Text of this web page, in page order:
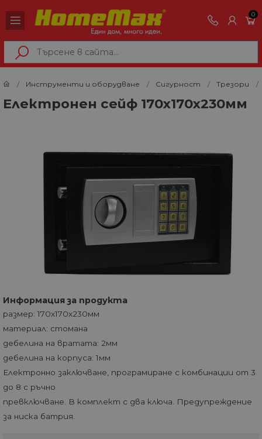
0
Инструменти и оборудване Сигурност Трезори
Електронен сейф 170х170х230мм
Информация за продукта
размер: 170х170х230мм
материал: стомана
дебелина на вратата: 2мм
дебелина на корпуса: 1мм
Електронно заключване, програмиране с комбинации от 3
до 8 с ръчно
превключване. В комплект с два ключа. Предупреждение
за ниска батрия.